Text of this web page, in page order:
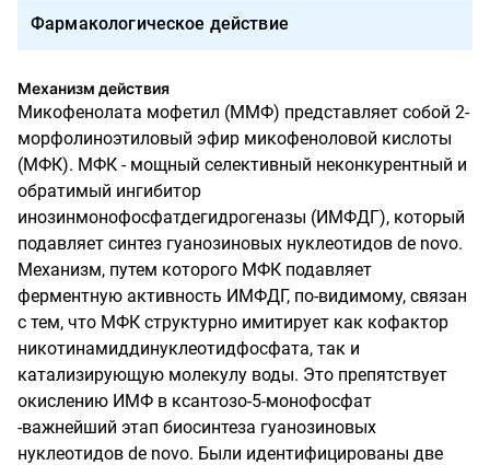
Фармакологическое действие
Механизм действия
Микофенолата мофетил (ММФ) представляет собой 2-
морфолиноэтиловый эфир микофеноловой кислоты
(МФК). МФК - мощный селективный неконкурентный и
обратимый ингибитор
инозинмонофосфатдегидрогеназы (ИМФДГ), который
подавляет синтез гуанозиновых нуклеотидов de novo.
Механизм, путем которого МФК подавляет
ферментную активность ИМФДГ, по-видимому, связан
с тем, что МФК структурно имитирует как кофактор
никотинамиддинуклеотидфосфата, так и
катализирующую молекулу воды. Это препятствует
окислению ИМФ в ксантозо-5-монофосфат
-важнейший этап биосинтеза гуанозиновых
нуклеотидов de novo. Были идентифицированы две